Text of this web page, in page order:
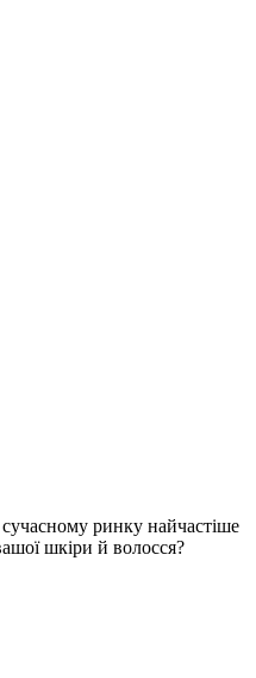
ринку найчастіше
шкіри й волосся?